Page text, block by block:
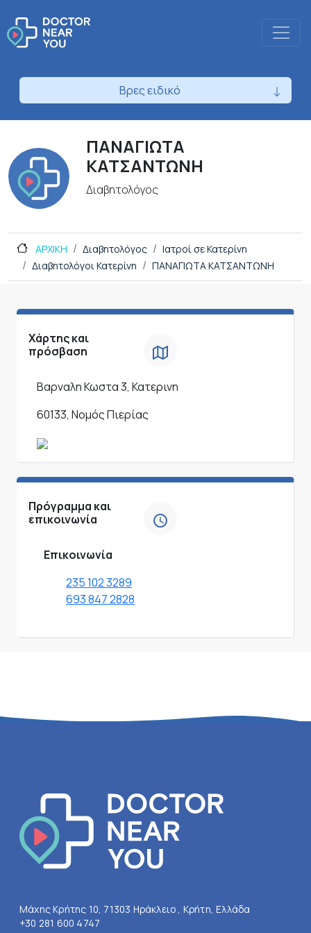
Βρες ειδικό
ΠΑΝΑΓΙΩΤΑ
ΚΑΤΣΑΝΤΩΝΗ
Διαβητολόγος
ΑΡΧΙΚΗ Διαβητολόγος
Ιατροί σε Κατερίνη
Διαβητολόγοι Κατερίνη
ΠΑΝΑΓΙΩΤΑ ΚΑΤΣΑΝΤΩΝΗ
Χάρτης και
πρόσβαση
Βαρναλη Κωστα 3, Κατερινη
60133, Νομός Πιερίας
Πρόγραμμα και
επικοινωνία
Επικοινωνία
235 102 3289
693 847 2828
Μάχης Κρήτης 10, 71303 Ηράκλειο , Κρήτη, Ελλάδα
+30 281 600 4747